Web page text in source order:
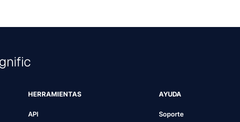
HERRAMIENTAS
API
AYUDA
Soporte